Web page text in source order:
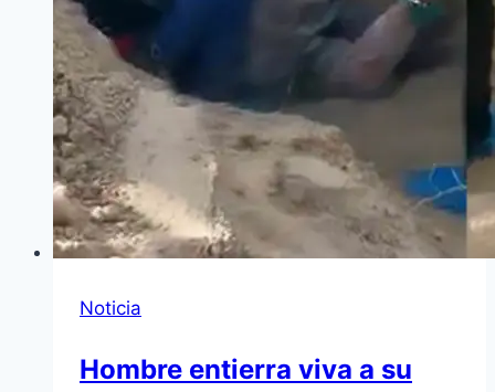
Noticia
Hombre entierra viva a su